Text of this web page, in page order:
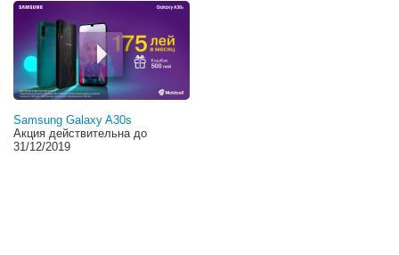
Samsung Galaxy A30s
Акция действительна до
31/12/2019